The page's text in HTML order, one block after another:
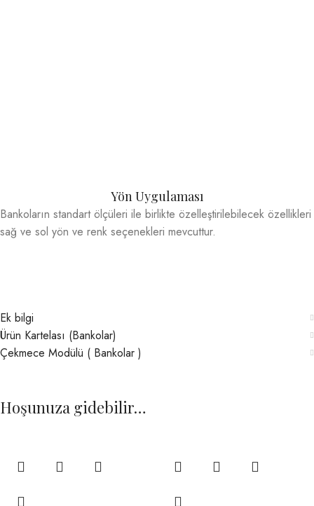
Yön Uygulaması
Bankoların standart ölçüleri ile birlikte özelleştirilebilecek özellikleri
sağ ve sol yön ve renk seçenekleri mevcuttur.
Ek bilgi
Ürün Kartelası (Bankolar)
Çekmece Modülü ( Bankolar )
Hoşunuza gidebilir…